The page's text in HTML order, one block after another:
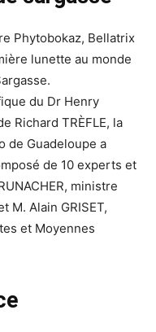
Phytobokaz, Bellatrix
lunette au monde
du Dr Henry
Richard TRÈFLE, la
de Guadeloupe a
de 10 experts et
ministre
M. Alain GRISET,
et Moyennes